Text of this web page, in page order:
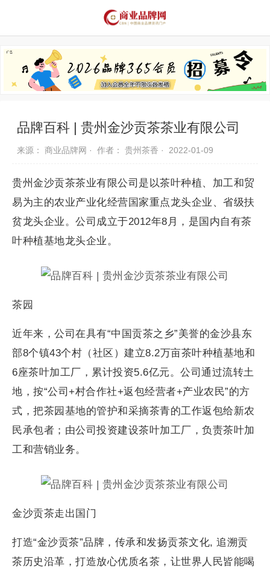
推荐品牌 品牌故事
品牌百科 | 贵州金沙贡茶茶业有限公司
来源： 商业品牌网 · 作者： 贵州茶香 · 2022-01-09
贵州金沙贡茶茶业有限公司是以茶叶种植、加工和贸
易为主的农业产业化经营国家重点龙头企业、省级扶
贫龙头企业。公司成立于2012年8月，是国内自有茶
叶种植基地龙头企业。
茶园
近年来，公司在具有“中国贡茶之乡”美誉的金沙县东
部8个镇43个村（社区）建立8.2万亩茶叶种植基地和
6座茶叶加工厂，累计投资5.6亿元。公司通过流转土
地，按“公司+村合作社+返包经营者+产业农民”的方
式，把茶园基地的管护和采摘茶青的工作返包给新农
民承包者；由公司投资建设茶叶加工厂，负责茶叶加
工和营销业务。
金沙贡茶走出国门
打造“金沙贡茶”品牌，传承和发扬贡茶文化, 追溯贡
茶历史沿革，打造放心优质名茶，让世界人民皆能喝